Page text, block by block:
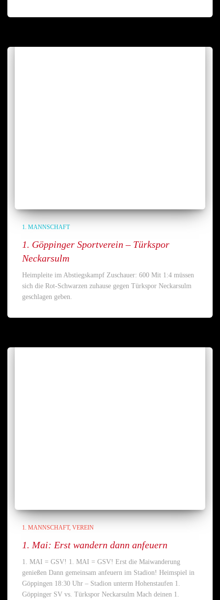
1. MANNSCHAFT
1. Göppinger Sportverein – Türkspor
Neckarsulm
Heimpleite im Abstiegskampf Zuschauer: 600 Mit 1:4 müssen
sich die Rot-Schwarzen zuhause gegen Türkspor Neckarsulm
geschlagen geben.
1. MANNSCHAFT VEREIN
1. Mai: Erst wandern dann anfeuern
1. MAI = GSV! 1. MAI = GSV! Erst die Maiwanderung
genießen Dann gemeinsam anfeuern im Stadion! Heimspiel in
Göppingen 18:30 Uhr – Stadion unterm Hohenstaufen 1.
Göppinger SV vs. Türkspor Neckarsulm Mach deinen 1.